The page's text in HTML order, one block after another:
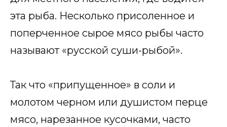
эта рыба. Несколько присоленное и
поперченное сырое мясо рыбы часто
называют «русской суши-рыбой».
Так что «припущенное» в соли и
молотом черном или душистом перце
мясо, нарезанное кусочками, часто